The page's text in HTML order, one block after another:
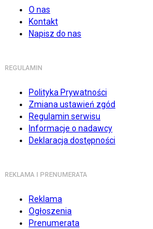
O nas
Kontakt
Napisz do nas
REGULAMIN
Polityka Prywatności
Zmiana ustawień zgód
Regulamin serwisu
Informacje o nadawcy
Deklaracja dostępności
REKLAMA I PRENUMERATA
Reklama
Ogłoszenia
Prenumerata